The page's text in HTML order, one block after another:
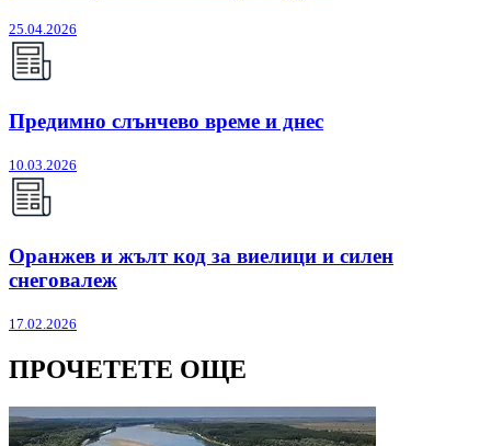
25.04.2026
Предимно слънчево време и днес
10.03.2026
Оранжев и жълт код за виелици и силен
снеговалеж
17.02.2026
ПРОЧЕТЕТЕ ОЩЕ